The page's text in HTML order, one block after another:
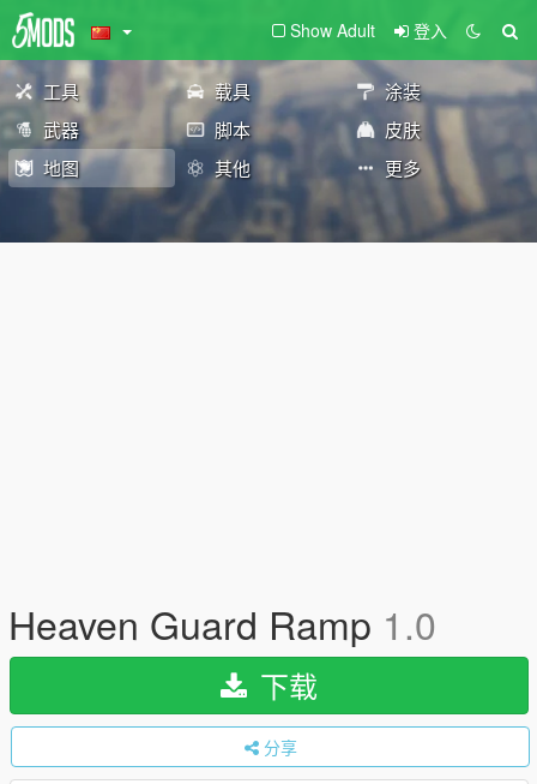
Show Adult 登入
工具 载具
涂装
武器
脚本
皮肤
地图
其他 更多
Heaven Guard Ramp 1.0
下载
分享